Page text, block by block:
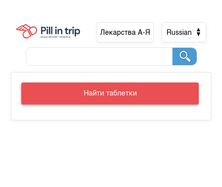
Лекарства А-Я Russian
Найти таблетки